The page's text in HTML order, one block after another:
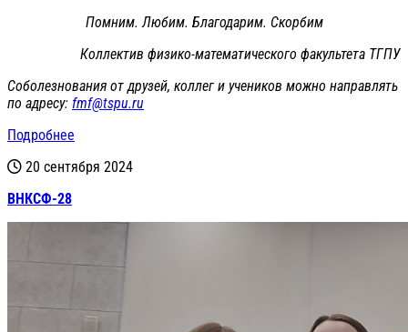
Помним. Любим. Благодарим. Скорбим
Коллектив физико-математического факультета ТГПУ
Соболезнования от друзей, коллег и учеников можно направлять
по адресу: fmf@tspu.ru
Подробнее
20 сентября 2024
ВНКСФ-28